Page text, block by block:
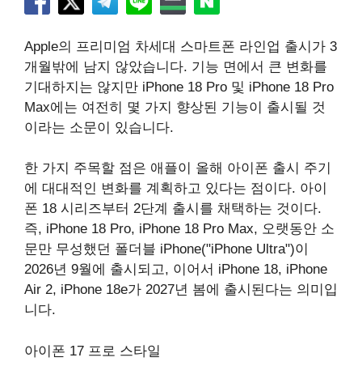
Apple의 프리미엄 차세대 스마트폰 라인업 출시가 3
개월밖에 남지 않았습니다. 기능 면에서 큰 변화를
기대하지는 않지만 iPhone 18 Pro 및 iPhone 18 Pro
Max에는 여전히 몇 가지 향상된 기능이 출시될 것
이라는 소문이 있습니다.
한 가지 주목할 점은 애플이 올해 아이폰 출시 주기
에 대대적인 변화를 계획하고 있다는 점이다. 아이
폰 18 시리즈부터 2단계 출시를 채택하는 것이다.
즉, iPhone 18 Pro, iPhone 18 Pro Max, 오랫동안 소
문만 무성했던 폴더블 iPhone("iPhone Ultra")이
2026년 9월에 출시되고, 이어서 iPhone 18, iPhone
Air 2, iPhone 18e가 2027년 봄에 출시된다는 의미입
니다.
아이폰 17 프로 스타일